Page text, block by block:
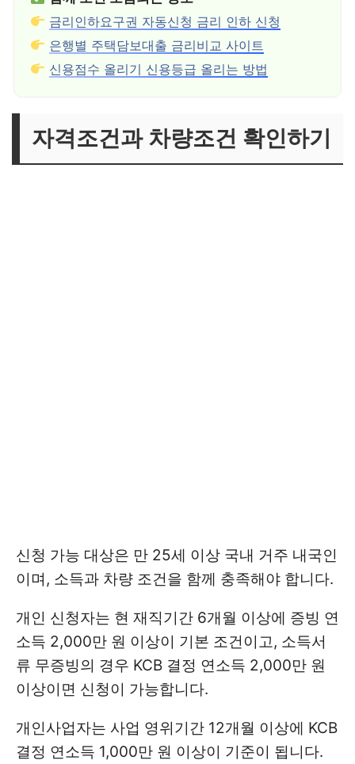
금리인하요구권 자동신청 금리 인하 신청
은행별 주택담보대출 금리비교 사이트
신용점수 올리기 신용등급 올리는 방법
자격조건과 차량조건 확인하기
신청 가능 대상은 만 25세 이상 국내 거주 내국인
이며, 소득과 차량 조건을 함께 충족해야 합니다.
개인 신청자는 현 재직기간 6개월 이상에 증빙 연
소득 2,000만 원 이상이 기본 조건이고, 소득서
류 무증빙의 경우 KCB 결정 연소득 2,000만 원
이상이면 신청이 가능합니다.
개인사업자는 사업 영위기간 12개월 이상에 KCB
결정 연소득 1,000만 원 이상이 기준이 됩니다.